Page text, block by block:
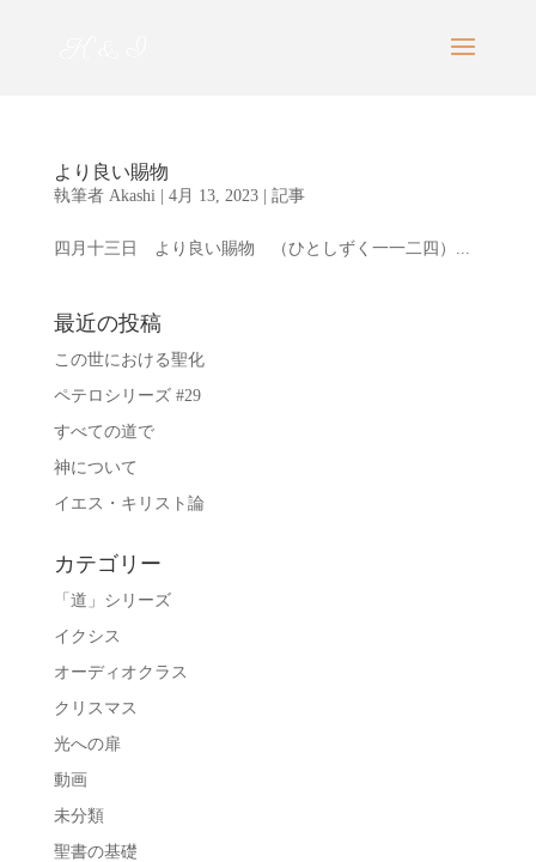
より良い賜物
執筆者 Akashi| 4月 13, 2023| 記事
四月十三日 より良い賜物 （ひとしずく一一二四）...
最近の投稿
この世における聖化
ペテロシリーズ #29
すべての道で
神について
イエス・キリスト論
カテゴリー
「道」シリーズ
イクシス
オーディオクラス
クリスマス
光への扉
動画
未分類
聖書の基礎